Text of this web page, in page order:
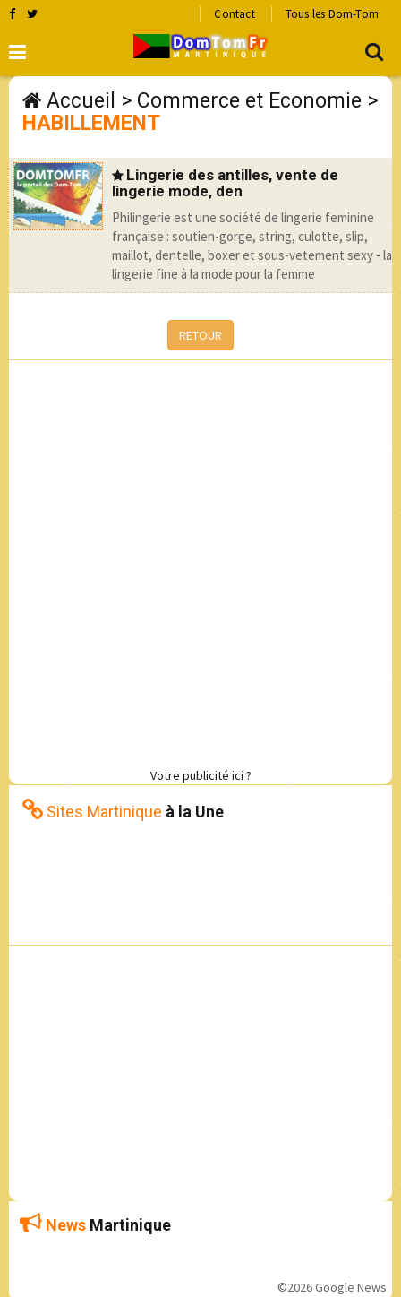
Contact Tous les Dom-Tom
Accueil > Commerce et Economie >
HABILLEMENT
Lingerie des antilles, vente de
lingerie mode, den
Philingerie est une société de lingerie feminine
française : soutien-gorge, string, culotte, slip,
maillot, dentelle, boxer et sous-vetement sexy - la
lingerie fine à la mode pour la femme
RETOUR
Votre publicité ici ?
Sites Martinique à la Une
News Martinique
©2026 Google News